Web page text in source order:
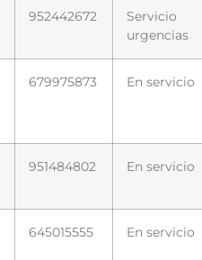
952442672
Servicio
urgencias
679975873 En servicio
951484802 En servicio
645015555 En servicio